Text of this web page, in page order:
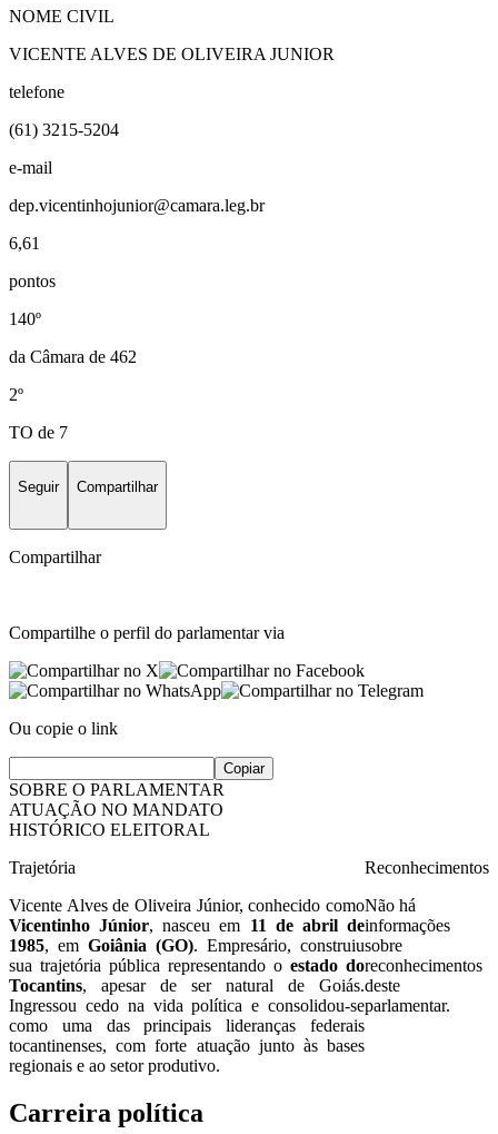
NOME CIVIL
VICENTE ALVES DE OLIVEIRA JUNIOR
telefone
(61) 3215-5204
e-mail
dep.vicentinhojunior@camara.leg.br
6,61
pontos
140º
da Câmara de 462
2º
TO de 7
Seguir Compartilhar
Compartilhar
Compartilhe o perfil do parlamentar via
Ou copie o link
Copiar
SOBRE O PARLAMENTAR
ATUAÇÃO NO MANDATO
HISTÓRICO ELEITORAL
Trajetória
Vicente Alves de Oliveira Júnior, conhecido como
Vicentinho Júnior, nasceu em 11 de abril de
1985, em Goiânia (GO). Empresário, construiu
sua trajetória pública representando o estado do
Tocantins, apesar de ser natural de Goiás.
Ingressou cedo na vida política e consolidou-se
como uma das principais lideranças federais
tocantinenses, com forte atuação junto às bases
regionais e ao setor produtivo.
Carreira política
Reconhecimentos
Não há
informações
sobre
reconhecimentos
deste
parlamentar.